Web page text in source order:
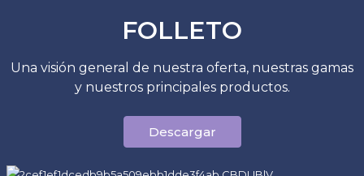
FOLLETO
Una visión general de nuestra oferta, nuestras gamas
y nuestros principales productos.
Descargar